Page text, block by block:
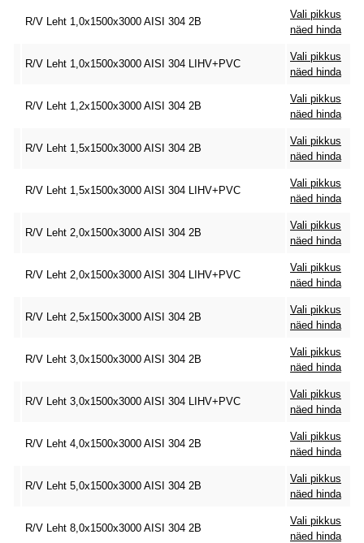
R/V Leht 1,0x1500x3000 AISI 304 2B
Vali pikkus
näed hinda
R/V Leht 1,0x1500x3000 AISI 304 LIHV+PVC
Vali pikkus
näed hinda
R/V Leht 1,2x1500x3000 AISI 304 2B
Vali pikkus
näed hinda
R/V Leht 1,5x1500x3000 AISI 304 2B
Vali pikkus
näed hinda
R/V Leht 1,5x1500x3000 AISI 304 LIHV+PVC
Vali pikkus
näed hinda
R/V Leht 2,0x1500x3000 AISI 304 2B
Vali pikkus
näed hinda
R/V Leht 2,0x1500x3000 AISI 304 LIHV+PVC
Vali pikkus
näed hinda
R/V Leht 2,5x1500x3000 AISI 304 2B
Vali pikkus
näed hinda
R/V Leht 3,0x1500x3000 AISI 304 2B
Vali pikkus
näed hinda
R/V Leht 3,0x1500x3000 AISI 304 LIHV+PVC
Vali pikkus
näed hinda
R/V Leht 4,0x1500x3000 AISI 304 2B
Vali pikkus
näed hinda
R/V Leht 5,0x1500x3000 AISI 304 2B
Vali pikkus
näed hinda
R/V Leht 8,0x1500x3000 AISI 304 2B
Vali pikkus
näed hinda